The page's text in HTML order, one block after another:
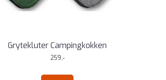
Grytekluter Campingkokken
259,-